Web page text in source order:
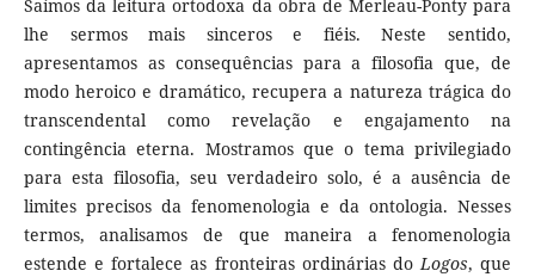
Saímos da leitura ortodoxa da obra de Merleau-Ponty para
lhe sermos mais sinceros e fiéis. Neste sentido,
apresentamos as consequências para a filosofia que, de
modo heroico e dramático, recupera a natureza trágica do
transcendental como revelação e engajamento na
contingência eterna. Mostramos que o tema privilegiado
para esta filosofia, seu verdadeiro solo, é a ausência de
limites precisos da fenomenologia e da ontologia. Nesses
termos, analisamos de que maneira a fenomenologia
estende e fortalece as fronteiras ordinárias doLogos, que